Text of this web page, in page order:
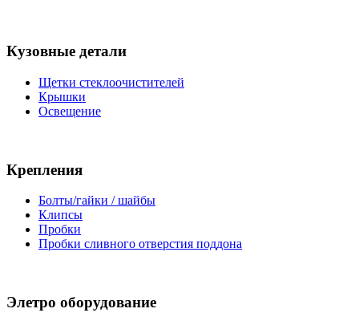
Кузовные детали
Щетки стеклоочистителей
Крышки
Освещение
Крепления
Болты/гайки / шайбы
Клипсы
Пробки
Пробки сливного отверстия поддона
Элетро оборудование